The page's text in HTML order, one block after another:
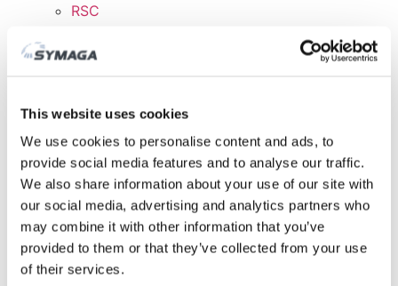
This website uses cookies
We use cookies to personalise content and ads, to
provide social media features and to analyse our traffic.
We also share information about your use of our site with
our social media, advertising and analytics partners who
may combine it with other information that you’ve
provided to them or that they’ve collected from your use
of their services.
RSC
Certificados y políticas